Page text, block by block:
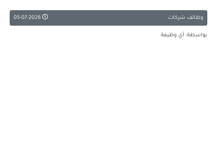
وظائف شركات
بواسطة: أي وظيفة